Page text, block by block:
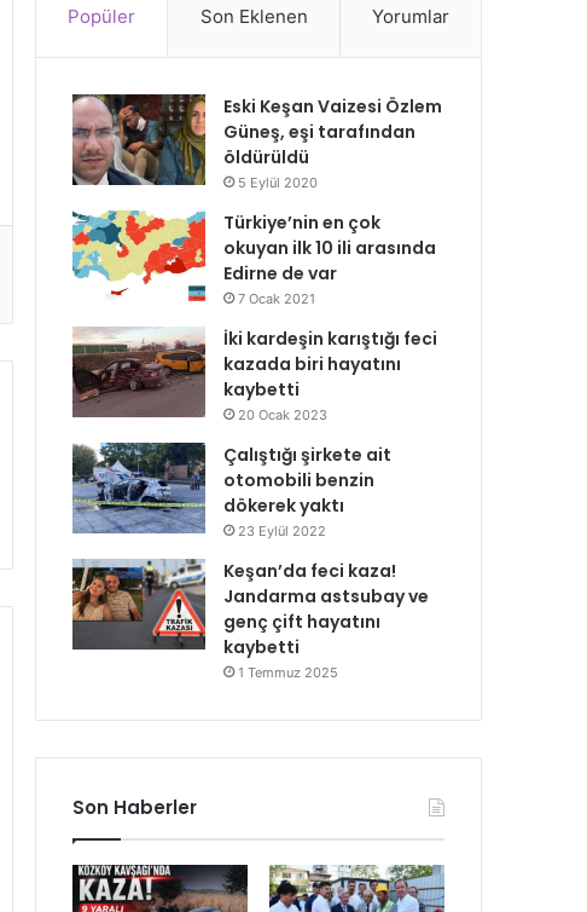
Popüler Son Eklenen Yorumlar
Eski Keşan Vaizesi Özlem
Güneş, eşi tarafından
öldürüldü
5 Eylül 2020
Türkiye’nin en çok
okuyan ilk 10 ili arasında
Edirne de var
7 Ocak 2021
İki kardeşin karıştığı feci
kazada biri hayatını
kaybetti
20 Ocak 2023
Çalıştığı şirkete ait
otomobili benzin
dökerek yaktı
23 Eylül 2022
Keşan’da feci kaza!
Jandarma astsubay ve
genç çift hayatını
kaybetti
1 Temmuz 2025
Son Haberler